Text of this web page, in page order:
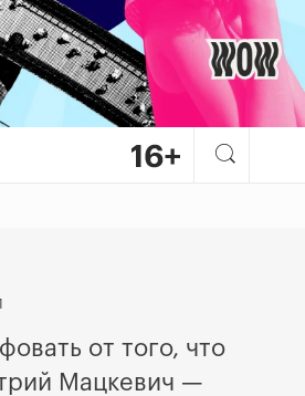
от того, что
Мацкевич —